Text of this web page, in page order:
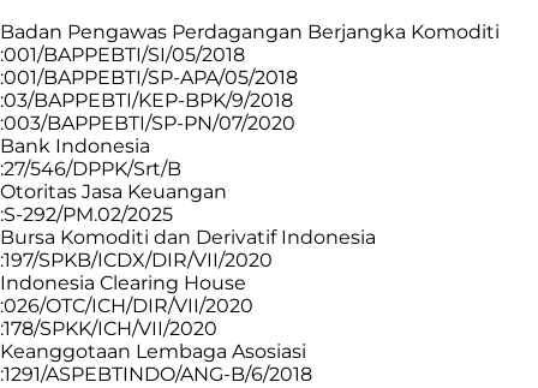
Badan Pengawas Perdagangan Berjangka Komoditi
:001/BAPPEBTI/SI/05/2018
:001/BAPPEBTI/SP-APA/05/2018
:03/BAPPEBTI/KEP-BPK/9/2018
:003/BAPPEBTI/SP-PN/07/2020
Bank Indonesia
:27/546/DPPK/Srt/B
Otoritas Jasa Keuangan
:S-292/PM.02/2025
Bursa Komoditi dan Derivatif Indonesia
:197/SPKB/ICDX/DIR/VII/2020
Indonesia Clearing House
:026/OTC/ICH/DIR/VII/2020
:178/SPKK/ICH/VII/2020
Keanggotaan Lembaga Asosiasi
:1291/ASPEBTINDO/ANG-B/6/2018